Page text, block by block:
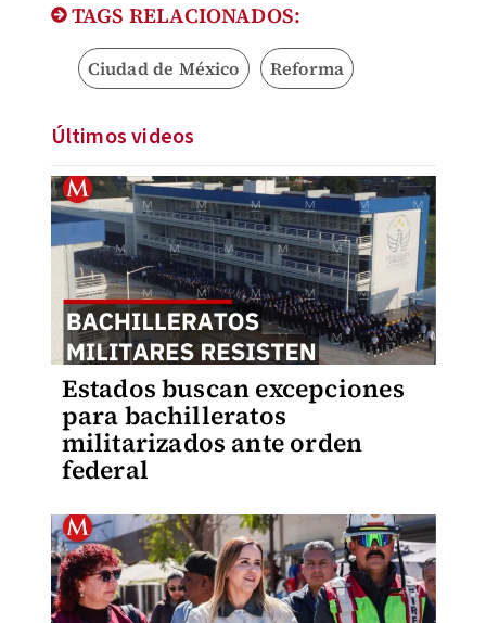
TAGS RELACIONADOS:
Ciudad de México Reforma
Últimos videos
Estados buscan excepciones
para bachilleratos
militarizados ante orden
federal